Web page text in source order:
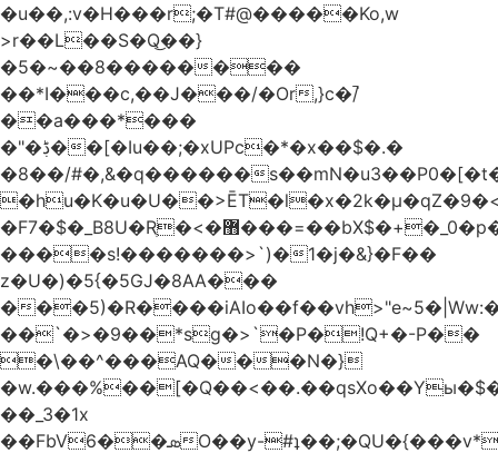
�u��,:v�H���r;�T#@�����Ko,w
>r��L��S�Q͜��}
�5�~��8��������
��*I���c,��J���/�Or,}c�/̚
��a���*���
�"�ڋ��[�Iu��;�xUPc�*�x��$�.�
�8��/#�,&�q������
�F7�$�_B8U�Rֶ�<�޻���=��bX$�+�_0�p�=l
����s!�������>`)�1�j�&}�F��
z�U�)�5{�5GJ�8AA���
�
��`�>�9��*sg�>`�P�!Q+�-P��
�\��^���AQ���N�}
��_3�1x
��FbVܣ��6O��y-#ʇ��;�QU�{���v*�<�e�